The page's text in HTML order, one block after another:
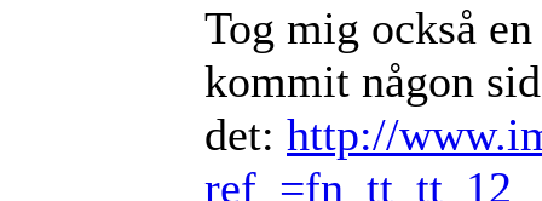
Tog mig också
kommit någon
det: http://
ref_=fn_tt_tt_12